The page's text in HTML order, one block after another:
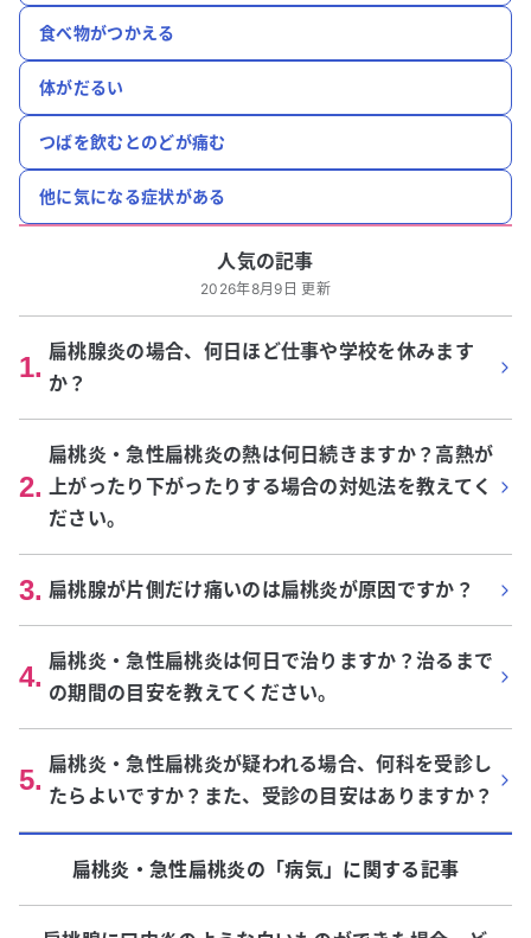
食べ物がつかえる
体がだるい
つばを飲むとのどが痛む
他に気になる症状がある
人気の記事
2026年8月9日 更新
1. 扁桃腺炎の場合、何日ほど仕事や学校を休みます
か？
2.
扁桃炎・急性扁桃炎の熱は何日続きますか？高熱が
上がったり下がったりする場合の対処法を教えてく
ださい。
3. 扁桃腺が片側だけ痛いのは扁桃炎が原因ですか？
4. 扁桃炎・急性扁桃炎は何日で治りますか？治るまで
の期間の目安を教えてください。
5. 扁桃炎・急性扁桃炎が疑われる場合、何科を受診し
たらよいですか？また、受診の目安はありますか？
扁桃炎・急性扁桃炎の「病気」に関する記事